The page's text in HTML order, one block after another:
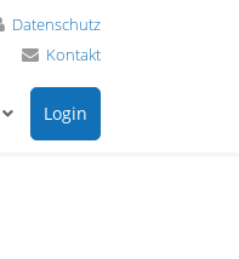
Datenschutz
Kontakt
Login